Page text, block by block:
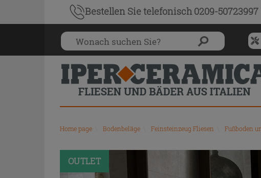
Bestellen Sietelefonisch 0209-50723997
für
und
Home page Bodenbeläge Feinsteinzeug Fliesen Fußboden
OUTLET